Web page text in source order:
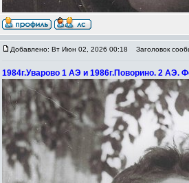
Добавлено: Вт Июн 02, 2026 00:18 Заголовок
1984г.Уварово 1 АЭ и 1986г.Поворино. 2 АЭ.